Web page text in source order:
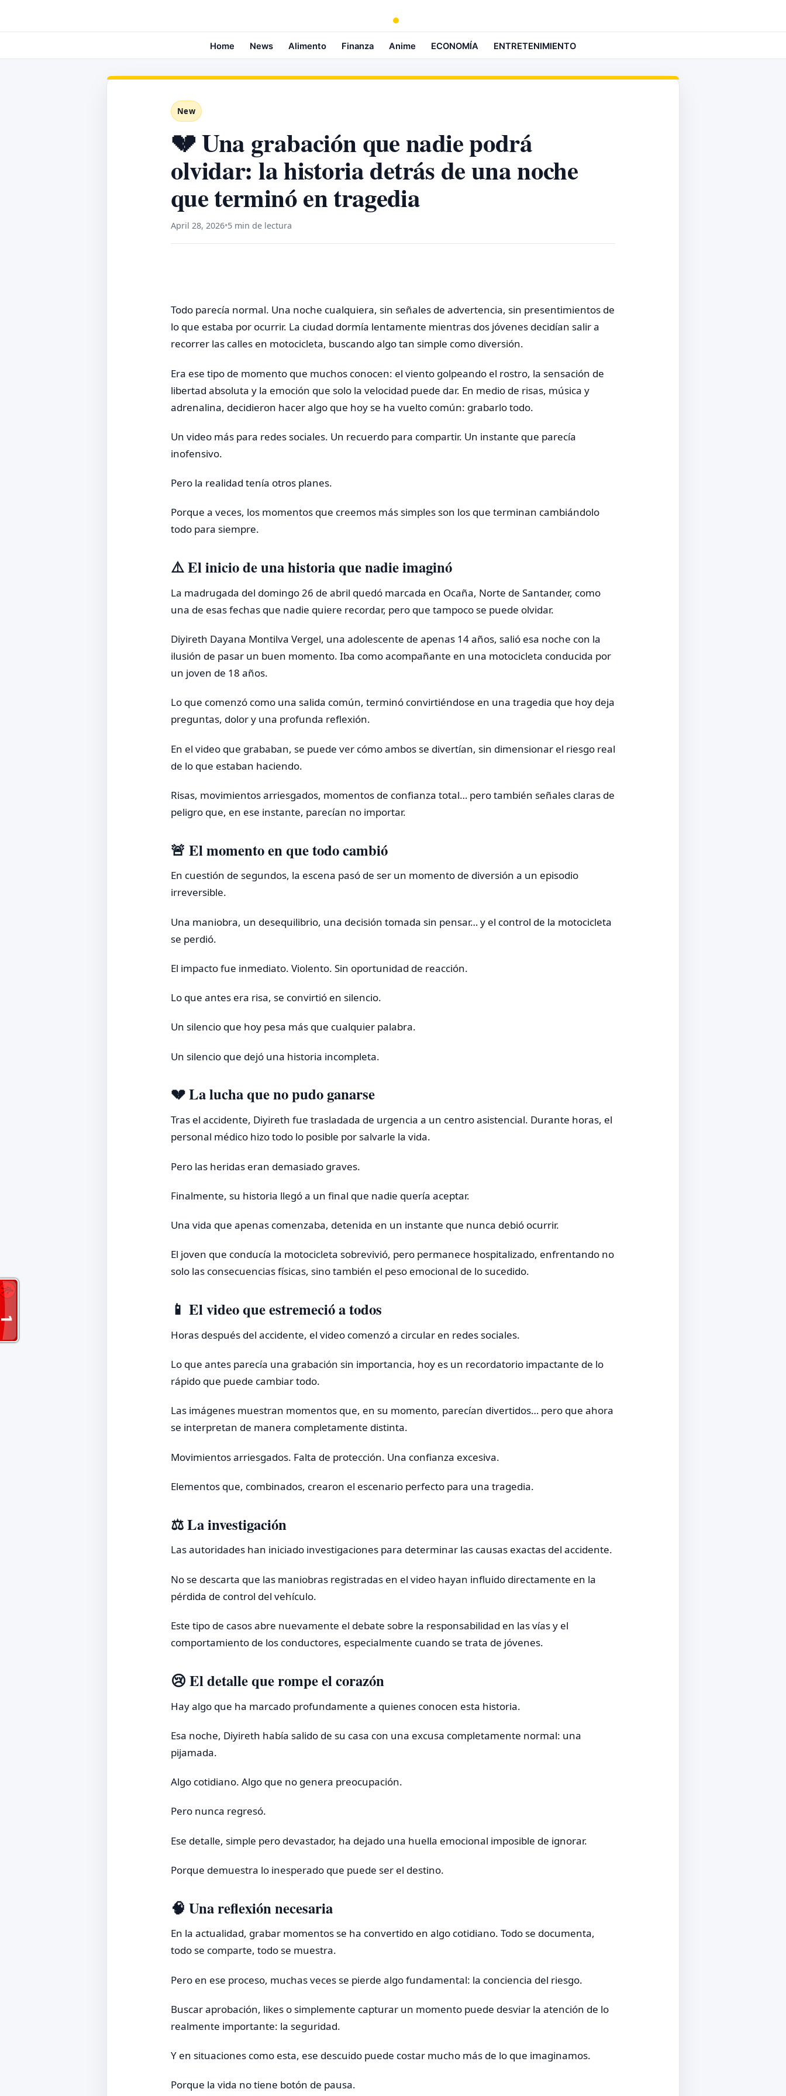
Home News Alimento Finanza Anime ECONOMÍA ENTRETENIMIENTO
New
💔 Una grabación que nadie podrá
olvidar: la historia detrás de una noche
que terminó en tragedia
April 28, 2026•5 min de lectura
Todo parecía normal. Una noche cualquiera, sin señales de advertencia, sin presentimientos de
lo que estaba por ocurrir. La ciudad dormía lentamente mientras dos jóvenes decidían salir a
recorrer las calles en motocicleta, buscando algo tan simple como diversión.
Era ese tipo de momento que muchos conocen: el viento golpeando el rostro, la sensación de
libertad absoluta y la emoción que solo la velocidad puede dar. En medio de risas, música y
adrenalina, decidieron hacer algo que hoy se ha vuelto común: grabarlo todo.
Un video más para redes sociales. Un recuerdo para compartir. Un instante que parecía
inofensivo.
Pero la realidad tenía otros planes.
Porque a veces, los momentos que creemos más simples son los que terminan cambiándolo
todo para siempre.
⚠️ El inicio de una historia que nadie imaginó
La madrugada del domingo 26 de abril quedó marcada en Ocaña, Norte de Santander, como
una de esas fechas que nadie quiere recordar, pero que tampoco se puede olvidar.
Diyireth Dayana Montilva Vergel, una adolescente de apenas 14 años, salió esa noche con la
ilusión de pasar un buen momento. Iba como acompañante en una motocicleta conducida por
un joven de 18 años.
Lo que comenzó como una salida común, terminó convirtiéndose en una tragedia que hoy deja
preguntas, dolor y una profunda reflexión.
En el video que grababan, se puede ver cómo ambos se divertían, sin dimensionar el riesgo real
de lo que estaban haciendo.
Risas, movimientos arriesgados, momentos de confianza total… pero también señales claras de
peligro que, en ese instante, parecían no importar.
🚨 El momento en que todo cambió
En cuestión de segundos, la escena pasó de ser un momento de diversión a un episodio
irreversible.
Una maniobra, un desequilibrio, una decisión tomada sin pensar… y el control de la motocicleta
se perdió.
El impacto fue inmediato. Violento. Sin oportunidad de reacción.
Lo que antes era risa, se convirtió en silencio.
Un silencio que hoy pesa más que cualquier palabra.
Un silencio que dejó una historia incompleta.
💔 La lucha que no pudo ganarse
Tras el accidente, Diyireth fue trasladada de urgencia a un centro asistencial. Durante horas, el
personal médico hizo todo lo posible por salvarle la vida.
Pero las heridas eran demasiado graves.
Finalmente, su historia llegó a un final que nadie quería aceptar.
Una vida que apenas comenzaba, detenida en un instante que nunca debió ocurrir.
El joven que conducía la motocicleta sobrevivió, pero permanece hospitalizado, enfrentando no
solo las consecuencias físicas, sino también el peso emocional de lo sucedido.
📱 El video que estremeció a todos
Horas después del accidente, el video comenzó a circular en redes sociales.
Lo que antes parecía una grabación sin importancia, hoy es un recordatorio impactante de lo
rápido que puede cambiar todo.
Las imágenes muestran momentos que, en su momento, parecían divertidos… pero que ahora
se interpretan de manera completamente distinta.
Movimientos arriesgados. Falta de protección. Una confianza excesiva.
Elementos que, combinados, crearon el escenario perfecto para una tragedia.
⚖️ La investigación
Las autoridades han iniciado investigaciones para determinar las causas exactas del accidente.
No se descarta que las maniobras registradas en el video hayan influido directamente en la
pérdida de control del vehículo.
Este tipo de casos abre nuevamente el debate sobre la responsabilidad en las vías y el
comportamiento de los conductores, especialmente cuando se trata de jóvenes.
😢 El detalle que rompe el corazón
Hay algo que ha marcado profundamente a quienes conocen esta historia.
Esa noche, Diyireth había salido de su casa con una excusa completamente normal: una
pijamada.
Algo cotidiano. Algo que no genera preocupación.
Pero nunca regresó.
Ese detalle, simple pero devastador, ha dejado una huella emocional imposible de ignorar.
Porque demuestra lo inesperado que puede ser el destino.
🧠 Una reflexión necesaria
En la actualidad, grabar momentos se ha convertido en algo cotidiano. Todo se documenta,
todo se comparte, todo se muestra.
Pero en ese proceso, muchas veces se pierde algo fundamental: la conciencia del riesgo.
Buscar aprobación, likes o simplemente capturar un momento puede desviar la atención de lo
realmente importante: la seguridad.
Y en situaciones como esta, ese descuido puede costar mucho más de lo que imaginamos.
Porque la vida no tiene botón de pausa.